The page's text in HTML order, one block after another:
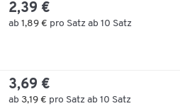
2,39 €
ab 1,89 € pro Satz ab 10 Satz
3,69 €
ab 3,19 € pro Satz ab 10 Satz